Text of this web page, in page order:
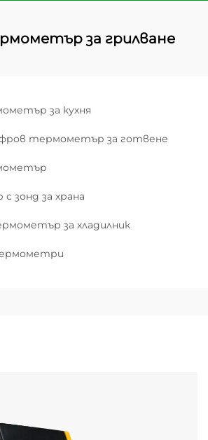
за грилване
за кухня
термометър за готвене
зонд за храна
за хладилник